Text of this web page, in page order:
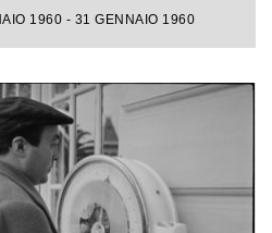
del Casinò
1960 - 31 GENNAIO 1960